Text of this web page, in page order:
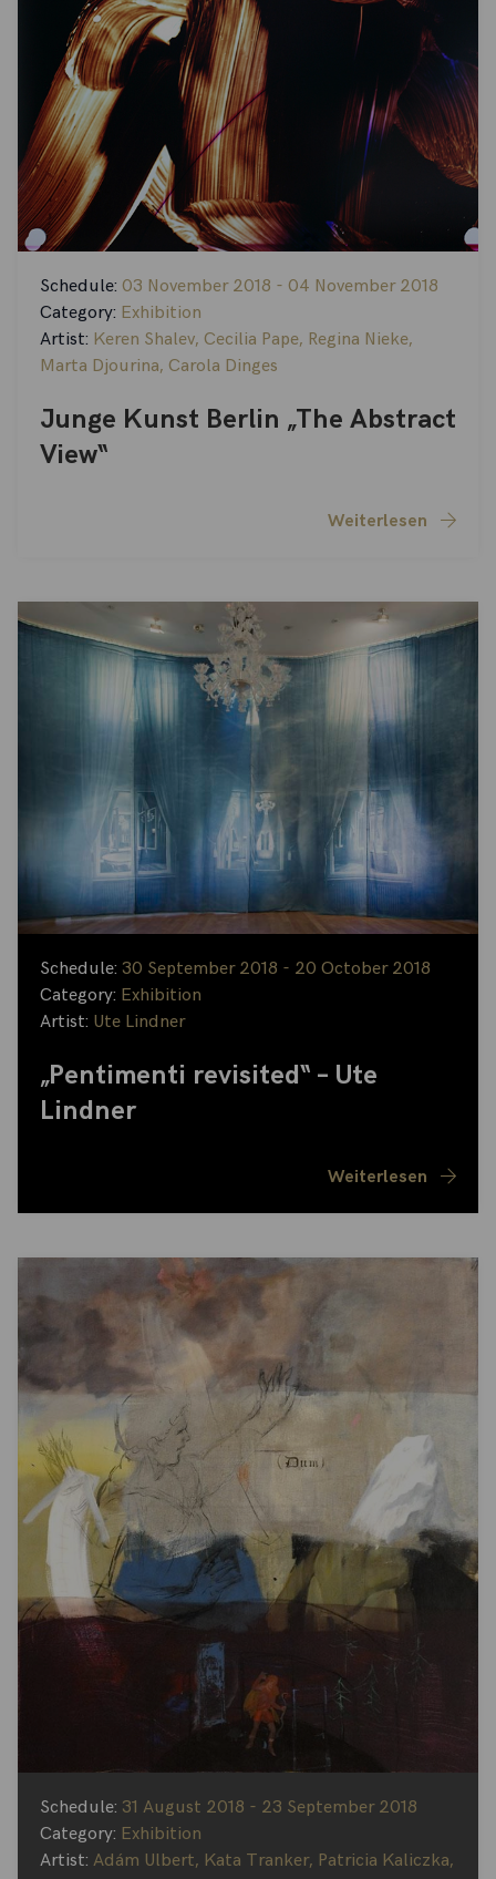
Schedule: 03 November 2018 - 04 November 2018
Category: Exhibition
Artist: Keren Shalev, Cecilia Pape, Regina Nieke,
Marta Djourina, Carola Dinges
Junge Kunst Berlin „The Abstract
View“
Weiterlesen
Schedule: 30 September 2018 - 20 October 2018
Category: Exhibition
Artist: Ute Lindner
„Pentimenti revisited“ – Ute
Lindner
Weiterlesen
Schedule: 31 August 2018 - 23 September 2018
Category: Exhibition
Artist: Adám Ulbert, Kata Tranker, Patricia Kaliczka,